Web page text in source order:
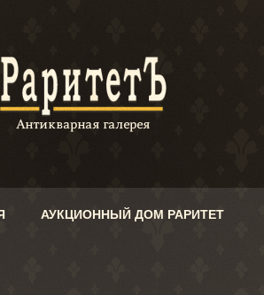
АУКЦИОННЫЙ ДОМ РАРИТЕТ